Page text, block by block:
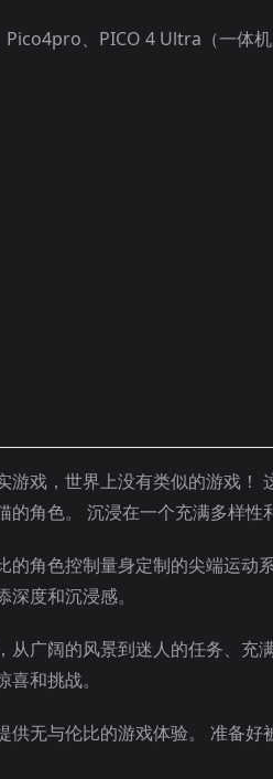
Pico4pro、PICO 4 Ultra（一体机
游戏，世界上没有类似的游戏！
角色。 沉浸在一个充满多样性
的角色控制量身定制的尖端运动
度和沉浸感。
从广阔的风景到迷人的任务、
和挑战。
供无与伦比的游戏体验。 准备